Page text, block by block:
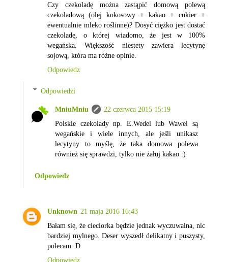
Czy czekoladę można zastąpić domową polewą
czekoladową (olej kokosowy + kakao + cukier +
ewentualnie mleko roślinne)? Dosyć ciężko jest dostać
czekoladę, o której wiadomo, że jest w 100%
wegańska. Większość niestety zawiera lecytynę
sojową, która ma różne opinie.
Odpowiedz
Odpowiedzi
MniuMniu
22 czerwca 2015 15:19
Polskie czekolady np. E.Wedel lub Wawel są
wegańskie i wiele innych, ale jeśli unikasz
lecytyny to myślę, że taka domowa polewa
również się sprawdzi, tylko nie żałuj kakao :)
Odpowiedz
Unknown 21 maja 2016 16:43
Bałam się, że cieciorka będzie jednak wyczuwalna, nic
bardziej mylnego. Deser wyszedł delikatny i puszysty,
polecam :D
Odpowiedz